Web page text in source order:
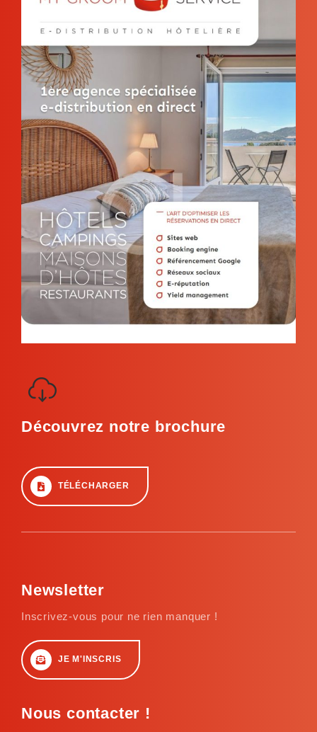
Découvrez notre brochure
TÉLÉCHARGER
Newsletter
Inscrivez-vous pour ne rien manquer !
JE M'INSCRIS
Nous contacter !